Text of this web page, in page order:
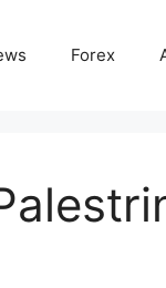
Forex